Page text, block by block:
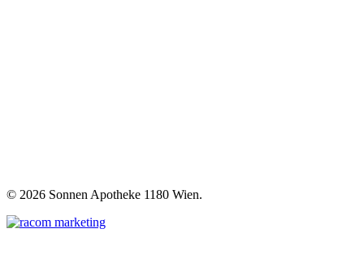
© 2026 Sonnen Apotheke 1180 Wien.